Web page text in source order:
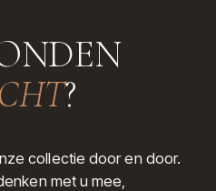
?
collectie door en door.
met u mee,